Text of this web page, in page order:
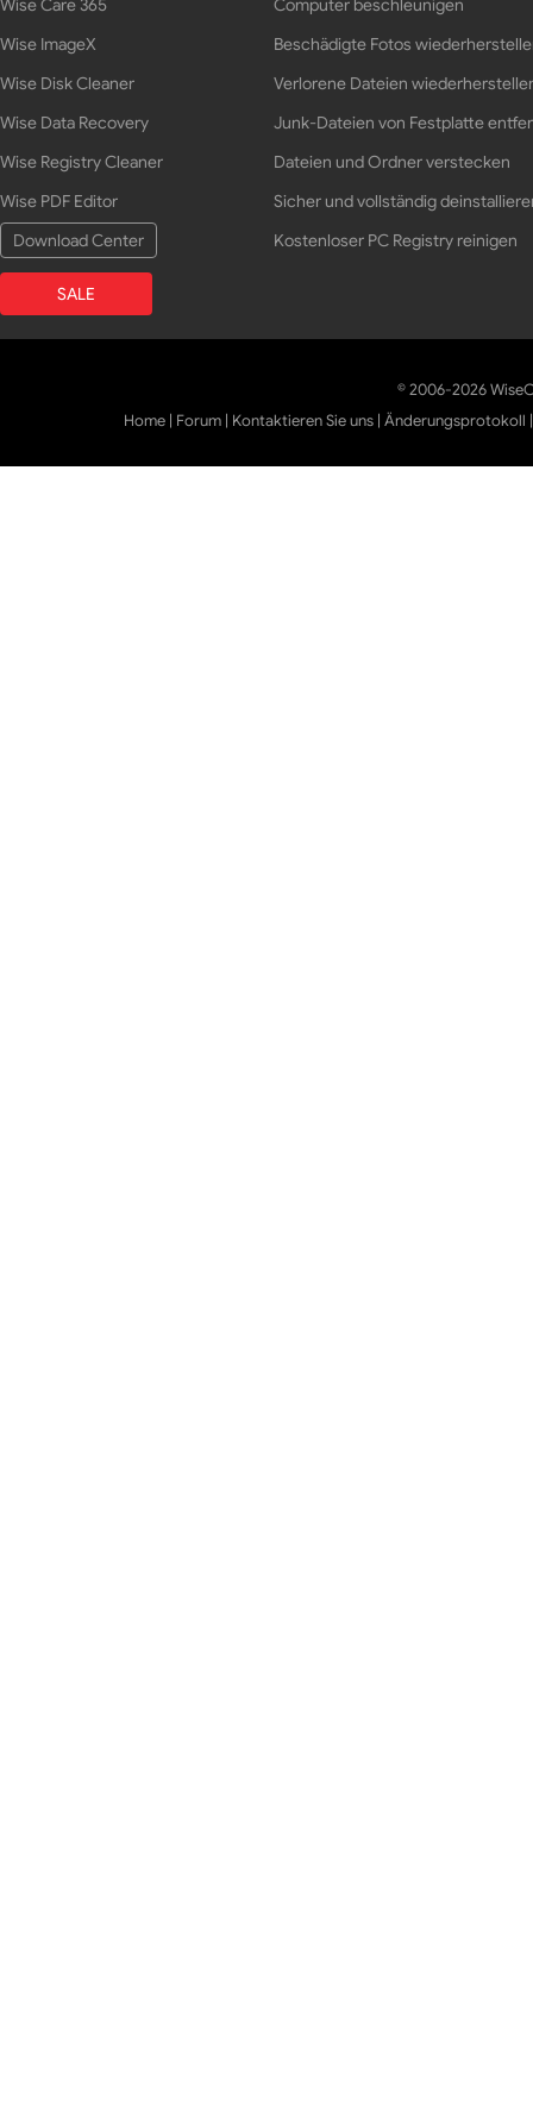
Wise Care 365
Wise ImageX
Wise Disk Cleaner
Wise Data Recovery
Wise Registry Cleaner
Wise PDF Editor
Download Center
SALE
Computer beschleunigen
Beschädigte Fotos
Verlorene Dateien
Junk-Dateien von Festplatte
Dateien und Ordner verstecken
Sicher und vollständig
Kostenloser PC Registry reinigen
© 2006-2026
Home | Forum | Kontaktieren Sie uns |Änderungsprotokoll